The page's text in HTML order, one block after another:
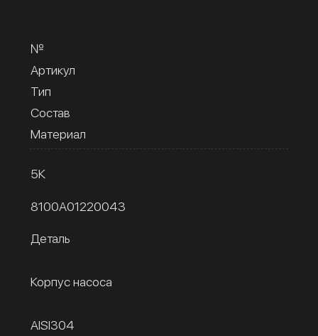
№
Артикул
Тип
Состав
Материал
5К
8100A01220043
Деталь
Корпус насоса
AISI304